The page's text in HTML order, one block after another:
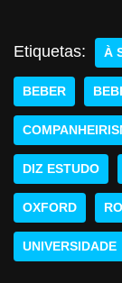
Etiquetas: À
BEBER
DIZ ESTUDO
OXFORD
UNIVERSIDADE